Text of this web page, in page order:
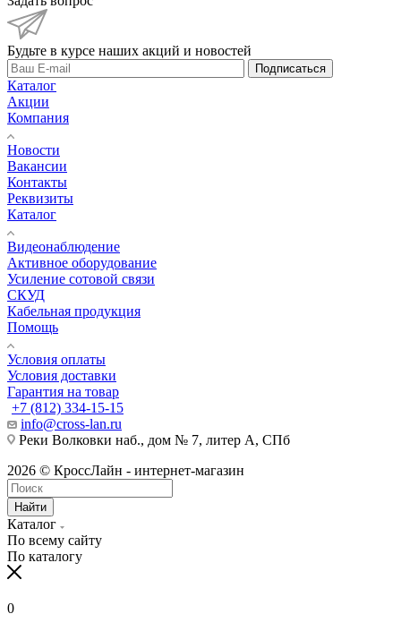
Будьте в курсе наших акций и новостей
Подписаться
Каталог
Акции
Компания
Новости
Вакансии
Контакты
Реквизиты
Каталог
Видеонаблюдение
Активное оборудование
Усиление сотовой связи
СКУД
Кабельная продукция
Помощь
Условия оплаты
Условия доставки
Гарантия на товар
+7 (812) 334-15-15
info@cross-lan.ru
Реки Волковки наб., дом № 7, литер А, СПб
2026 © КроссЛайн - интернет-магазин
Найти
Каталог
По всему сайту
По каталогу
0